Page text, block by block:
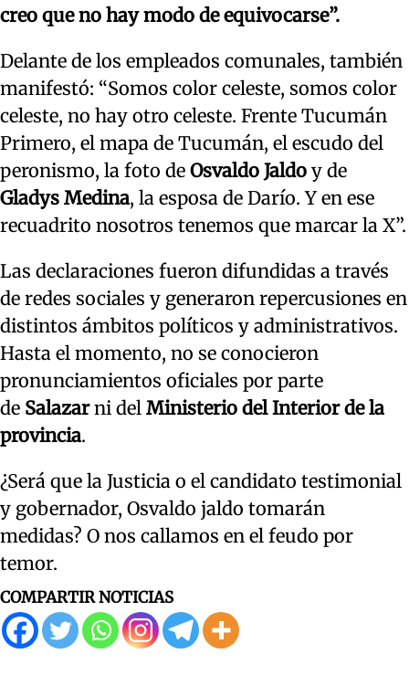
creo que no hay modo de equivocarse”.
Delante de los empleados comunales, también
manifestó: “Somos color celeste, somos color
celeste, no hay otro celeste. Frente Tucumán
Primero, el mapa de Tucumán, el escudo del
peronismo, la foto de Osvaldo Jaldo y de
Gladys Medina, la esposa de Darío. Y en ese
recuadrito nosotros tenemos que marcar la X”.
Las declaraciones fueron difundidas a través
de redes sociales y generaron repercusiones en
distintos ámbitos políticos y administrativos.
Hasta el momento, no se conocieron
pronunciamientos oficiales por parte
de Salazarni del Ministerio del Interior de la
provincia.
¿Será que la Justicia o el candidato testimonial
y gobernador, Osvaldo jaldo tomarán
medidas? O nos callamos en el feudo por
temor.
COMPARTIR NOTICIAS